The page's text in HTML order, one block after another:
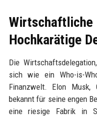
Hochkarätige
Die
sich wie ein Who-is-
Finanzwelt. Elon Musk,
bekannt für seine engen
eine riesige Fabrik in